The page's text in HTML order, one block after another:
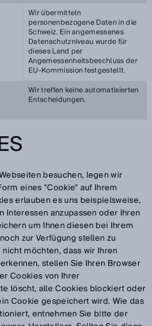
Wir übermitteln
personenbezogene Daten in die
Schweiz. Ein angemessenes
Datenschutzniveau wurde für
dieses Land per
Angemessenheitsbeschluss der
EU-Kommission festgestellt.
Wir treffen keine automatisierten
Entscheidungen.
besuchen, legen wir
eines "Cookie" auf Ihrem
erlauben es uns beispielsweise,
Interessen anzupassen oder Ihren
um Ihnen diesen bei Ihrem
zur Verfügung stellen zu
nicht möchten, dass wir Ihren
stellen Sie Ihren Browser
Cookies von Ihrer
löscht, alle Cookies blockiert oder
Cookie gespeichert wird. Wie das
entnehmen Sie bitte der